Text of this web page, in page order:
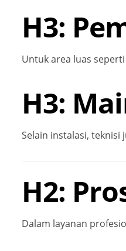
H3:
Untuk area luas
H3:
Selain instalasi,
H2:
Dalam layanan